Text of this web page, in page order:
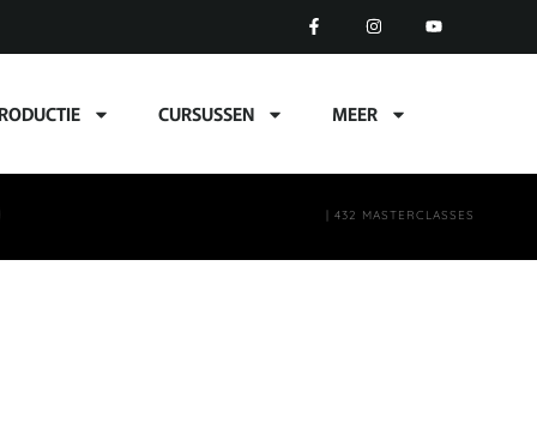
CURSUSSEN MEER
| 432 MASTERCLASSES